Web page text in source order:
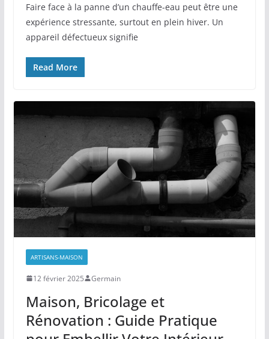
Faire face à la panne d’un chauffe-eau peut être une
expérience stressante, surtout en plein hiver. Un
appareil défectueux signifie
Read More
ARTISANS-MAISON
12 février 2025 Germain
Maison, Bricolage et
Rénovation : Guide Pratique